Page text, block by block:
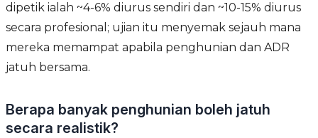
dipetik ialah ~4-6% diurus sendiri dan ~10-15% diurus
secara profesional; ujian itu menyemak sejauh mana
mereka memampat apabila penghunian dan ADR
jatuh bersama.
Berapa banyak penghunian boleh jatuh
secara realistik?